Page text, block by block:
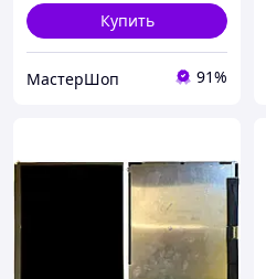
Купить
МастерШоп 91%